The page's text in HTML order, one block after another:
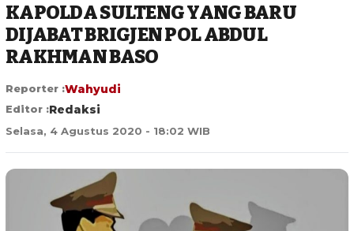
KAPOLDA SULTENG YANG BARU
DIJABAT BRIGJEN POL ABDUL
RAKHMAN BASO
Reporter :Wahyudi
Editor :Redaksi
Selasa, 4 Agustus 2020 - 18:02 WIB